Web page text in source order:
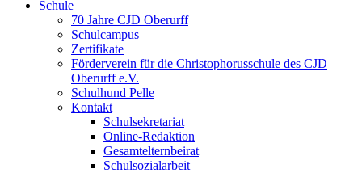
Schule
70 Jahre CJD Oberurff
Schulcampus
Zertifikate
Förderverein für die Christophorusschule des CJD
Oberurff e.V.
Schulhund Pelle
Kontakt
Schulsekretariat
Online-Redaktion
Gesamtelternbeirat
Schulsozialarbeit